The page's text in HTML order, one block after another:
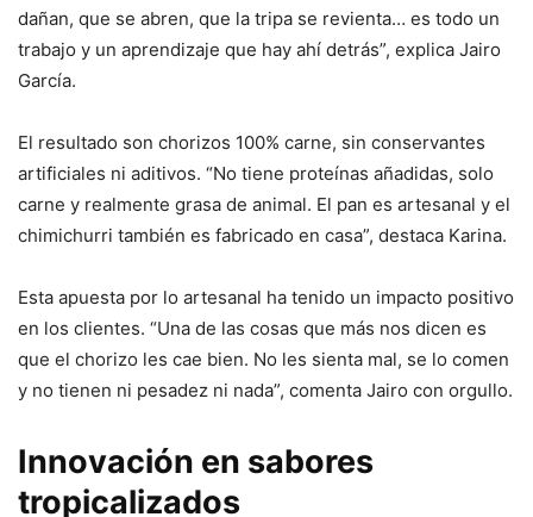
dañan, que se abren, que la tripa se revienta… es todo un
trabajo y un aprendizaje que hay ahí detrás”, explica Jairo
García.
El resultado son chorizos 100% carne, sin conservantes
artificiales ni aditivos. “No tiene proteínas añadidas, solo
carne y realmente grasa de animal. El pan es artesanal y el
chimichurri también es fabricado en casa”, destaca Karina.
Esta apuesta por lo artesanal ha tenido un impacto positivo
en los clientes. “Una de las cosas que más nos dicen es
que el chorizo les cae bien. No les sienta mal, se lo comen
y no tienen ni pesadez ni nada”, comenta Jairo con orgullo.
Innovación en sabores
tropicalizados